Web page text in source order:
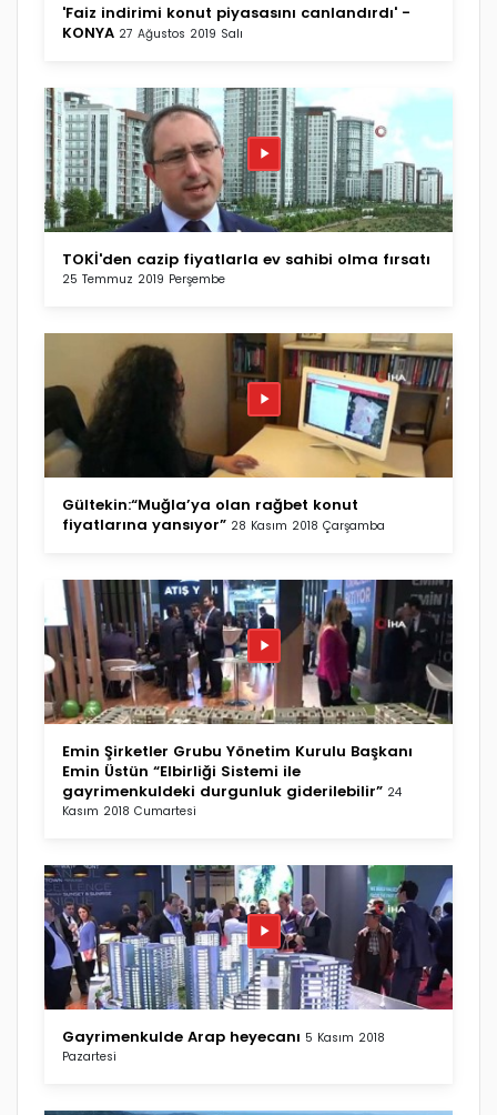
'Faiz indirimi konut piyasasını canlandırdı' -
KONYA 27 Ağustos 2019 Salı
TOKİ'den cazip fiyatlarla ev sahibi olma fırsatı
25 Temmuz 2019 Perşembe
Gültekin:“Muğla’ya olan rağbet konut
fiyatlarına yansıyor” 28 Kasım 2018 Çarşamba
Emin Şirketler Grubu Yönetim Kurulu Başkanı
Emin Üstün “Elbirliği Sistemi ile
gayrimenkuldeki durgunluk giderilebilir” 24
Kasım 2018 Cumartesi
Gayrimenkulde Arap heyecanı 5 Kasım 2018
Pazartesi